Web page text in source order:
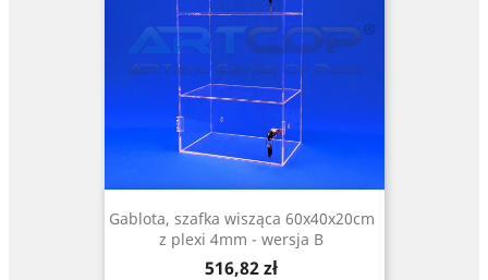
Gablota, szafka wisząca 60x40x20cm
z plexi 4mm - wersja B
Cena
516,82 zł